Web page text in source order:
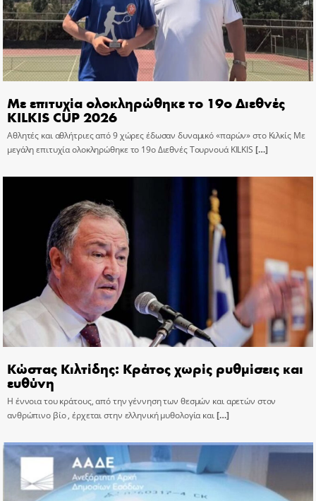
Με επιτυχία ολοκληρώθηκε το 19ο Διεθνές
KILKIS CUP 2026
Αθλητές και αθλήτριες από 9 χώρες έδωσαν δυναμικό «παρών» στο Κιλκίς Με
μεγάλη επιτυχία ολοκληρώθηκε το 19ο Διεθνές Τουρνουά KILKIS […]
Κώστας Κιλτίδης: Κράτος χωρίς ρυθμίσεις και
ευθύνη
Η έννοια του κράτους, από την γέννηση των θεσμών και αρετών στον
ανθρώπινο βίο , έρχεται στην ελληνική μυθολογία και[…]